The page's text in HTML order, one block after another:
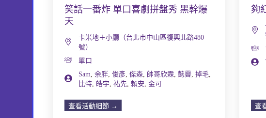
笑話一番炸 單口喜劇拼盤秀 黑幹爆
天
卡米地＋小廳（台北市中山區復興北路480
號）
單口
Sam,余胖,俊彥,傑森, 帥哥欣霖,懿霽,掉毛,
比特, 皓宇,祐先,賴安,金可
查看活動細節 →
夠
查